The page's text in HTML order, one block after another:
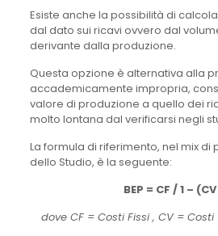
Esiste anche la possibilità di
dal dato sui ricavi ovvero dal
derivante dalla produzione.
Questa opzione è alternativa alla
accademicamente impropria,
valore di produzione a quello dei
molto lontana dal verificarsi negli
La formula di riferimento, nel mix
dello Studio, è la seguente:
BEP = CF / 1 –
dove CF = Costi Fissi , CV =